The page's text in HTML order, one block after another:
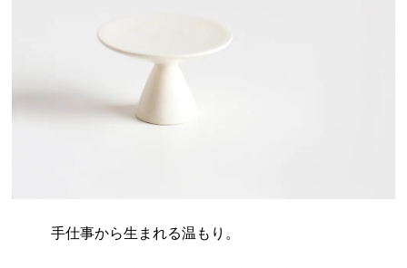
手仕事から生まれる温もり。